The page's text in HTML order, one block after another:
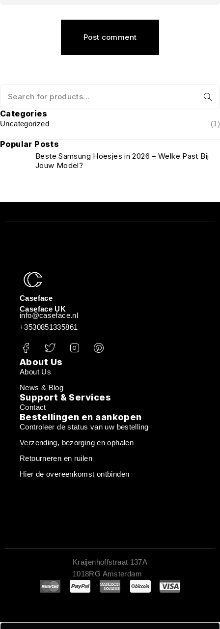
Post comment
Categories
Uncategorized (1)
Popular Posts
Beste Samsung Hoesjes in 2026 – Welke Past Bij
Jouw Model?
Caseface
Caseface UK
info@caseface.nl
+3530851335861
About Us
About Us
News & Blog
Support & Services
Contact
Bestellingen en aankopen
Controleer de status van uw bestelling
Verzending, bezorging en ophalen
Retourneren en ruilen
Hier de overeenkomst ontbinden
Kraijenhoffstraat 137A
1018RG Amsterdam